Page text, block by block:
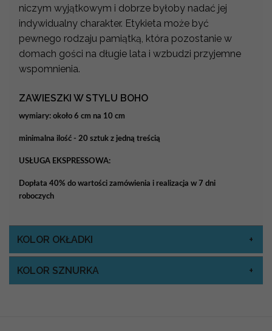
niczym wyjątkowym i dobrze byłoby nadać jej
indywidualny charakter. Etykieta może być
pewnego rodzaju pamiątką, która pozostanie w
domach gości na długie lata i wzbudzi przyjemne
wspomnienia.
ZAWIESZKI W STYLU BOHO
wymiary: około 6 cm na 10 cm
minimalna ilość - 20 sztuk z jedną treścią
USŁUGA EKSPRESSOWA:
Dopłata 40% do wartości zamówienia i realizacja w 7 dni
roboczych
KOLOR OKŁADKI
KOLOR SZNURKA